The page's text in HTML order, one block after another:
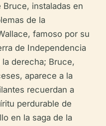
Bruce, instaladas en
de la
famoso por su
de Independencia
derecha; Bruce,
aparece a la
recuerdan a
perdurable de
en la saga de la